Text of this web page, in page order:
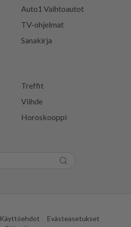
Treffit
Viihde
Horoskooppi
Auto1 Vaihtoautot
TV-ohjelmat
Sanakirja
Käyttöehdot
Evästeasetukset